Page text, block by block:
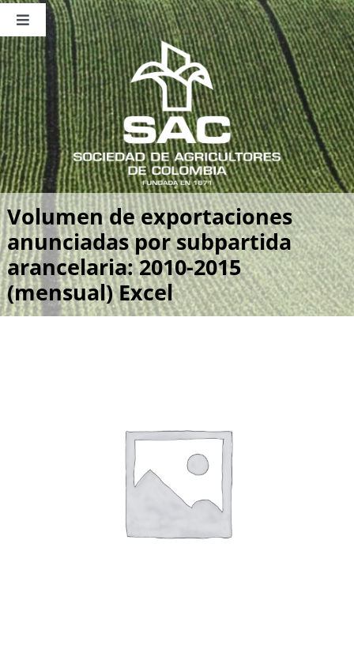
Saltar
contenido
Toggle
Navigation
Nosotros
Publicaciones
Sala de Prensa
Eventos
Volumen de exportaciones
anunciadas por subpartida
arancelaria: 2010-2015
(mensual) Excel